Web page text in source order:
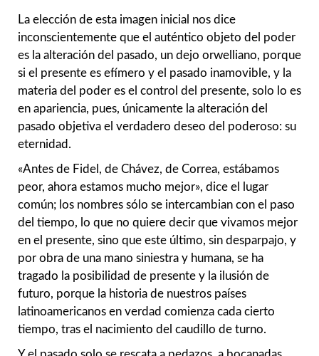
La elección de esta imagen inicial nos dice
inconscientemente que el auténtico objeto del poder
es la alteración del pasado, un dejo orwelliano, porque
si el presente es efímero y el pasado inamovible, y la
materia del poder es el control del presente, solo lo es
en apariencia, pues, únicamente la alteración del
pasado objetiva el verdadero deseo del poderoso: su
eternidad.
«Antes de Fidel, de Chávez, de Correa, estábamos
peor, ahora estamos mucho mejor», dice el lugar
común; los nombres sólo se intercambian con el paso
del tiempo, lo que no quiere decir que vivamos mejor
en el presente, sino que este último, sin desparpajo, y
por obra de una mano siniestra y humana, se ha
tragado la posibilidad de presente y la ilusión de
futuro, porque la historia de nuestros países
latinoamericanos en verdad comienza cada cierto
tiempo, tras el nacimiento del caudillo de turno.